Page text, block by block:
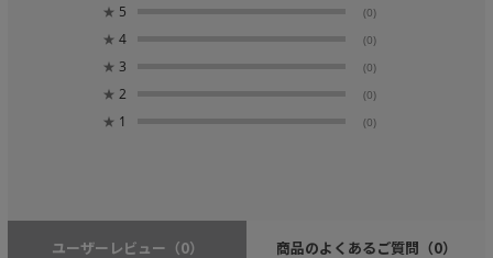
★ 5 (0)
★ 4 (0)
★ 3 (0)
★ 2 (0)
★ 1 (0)
ユーザーレビュー （0） 商品のよくあるご質問 （0）